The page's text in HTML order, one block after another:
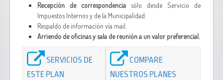
Recepción de correspondencia sólo desde Servicio de
Impuestos Internos y de la Municipalidad.
Respaldo de información vía mail.
Arriendo de oficinas y sala de reunión a un valor preferencial.
SERVICIOS DE
ESTE PLAN
COMPARE
NUESTROS PLANES